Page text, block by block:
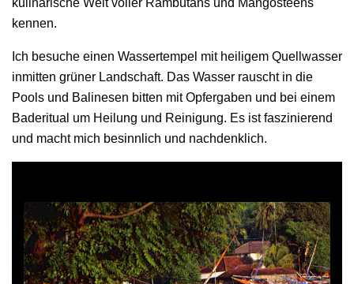
kulinarische Welt voller Rambutans und Mangosteens
kennen.
Ich besuche einen Wassertempel mit heiligem Quellwasser
inmitten grüner Landschaft. Das Wasser rauscht in die
Pools und Balinesen bitten mit Opfergaben und bei einem
Baderitual um Heilung und Reinigung. Es ist faszinierend
und macht mich besinnlich und nachdenklich.